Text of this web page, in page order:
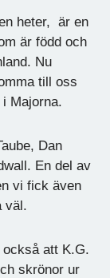
heter, är en
är född och
Nu
till oss
Majorna.
Dan
En del av
vi fick även
väl.
att K.G.
skrönor ur